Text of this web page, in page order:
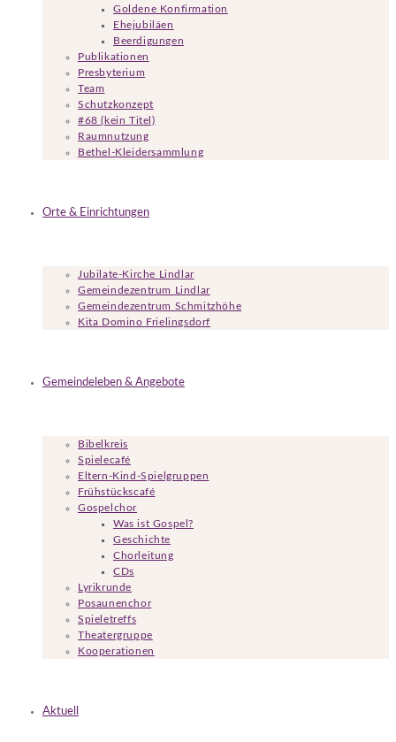
Goldene Konfirmation
Ehejubiläen
Beerdigungen
Publikationen
Presbyterium
Team
Schutzkonzept
#68 (kein Titel)
Raumnutzung
Bethel-Kleidersammlung
Orte & Einrichtungen
Jubilate-Kirche Lindlar
Gemeindezentrum Lindlar
Gemeindezentrum Schmitzhöhe
Kita Domino Frielingsdorf
Gemeindeleben & Angebote
Bibelkreis
Spielecafé
Eltern-Kind-Spielgruppen
Frühstückscafé
Gospelchor
Was ist Gospel?
Geschichte
Chorleitung
CDs
Lyrikrunde
Posaunenchor
Spieletreffs
Theatergruppe
Kooperationen
Aktuell